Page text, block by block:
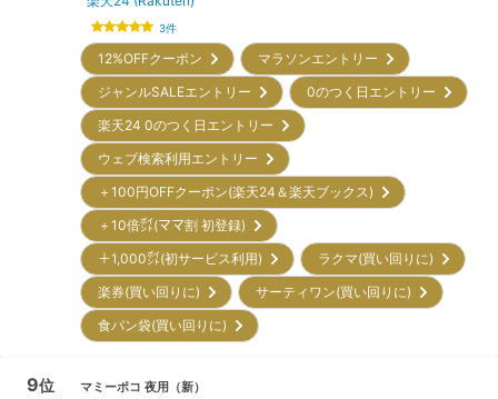
3件
12%OFFクーポン
マラソンエントリー
ジャンルSALEエントリー
0のつく日エントリー
楽天24 0のつく日エントリー
ウェブ検索利用エントリー
＋100円OFFクーポン(楽天24＆楽天ブックス)
＋10倍㌽(ママ割 初登録)
＋1,000㌽(初サービス利用)
ラクマ(買い回りに)
楽券(買い回りに)
サーティワン(買い回りに)
食パン袋(買い回りに)
9位 マミーポコ 夜用 （新）